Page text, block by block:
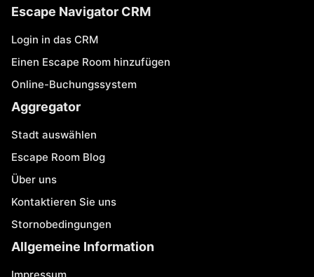
Escape Navigator CRM
Login in das CRM
Einen Escape Room hinzufügen
Online-Buchungssystem
Aggregator
Stadt auswählen
Escape Room Blog
Über uns
Kontaktieren Sie uns
Stornobedingungen
Allgemeine Information